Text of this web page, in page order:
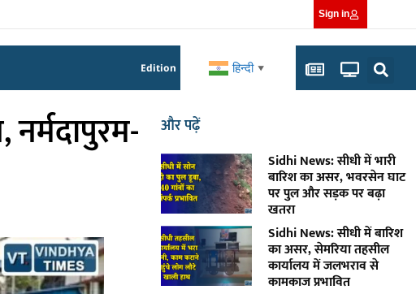
Sign in
Edition हिन्दी ▼
और पढ़ें
Sidhi News: सीधी में भारी
बारिश का असर, भवरसेन घाट
पर पुल और सड़क पर बढ़ा
खतरा
Sidhi News: सीधी में बारिश
का असर, सेमरिया तहसील
कार्यालय में जलभराव से
कामकाज प्रभावित